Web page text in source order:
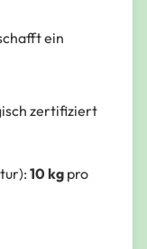
ein
zertifiziert
10 kg pro